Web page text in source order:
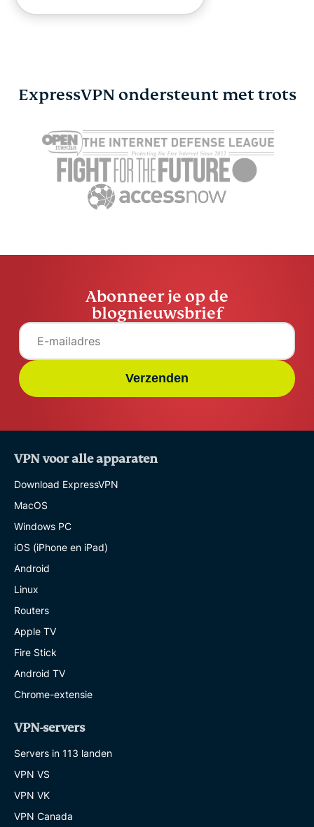
ExpressVPN ondersteunt met trots
Abonneer je op de
blognieuwsbrief
Verzenden
VPN voor alle apparaten
Download ExpressVPN
MacOS
Windows PC
iOS (iPhone en iPad)
Android
Linux
Routers
Apple TV
Fire Stick
Android TV
Chrome-extensie
VPN-servers
Servers in 113 landen
VPN VS
VPN VK
VPN Canada